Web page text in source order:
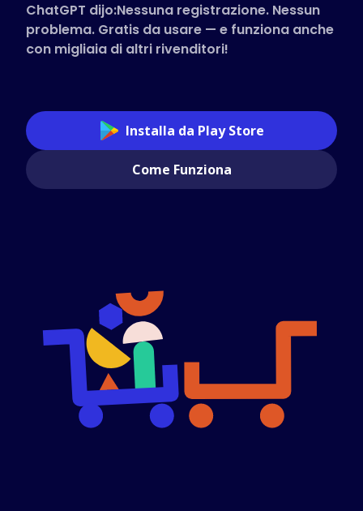
ChatGPT dijo:Nessuna registrazione. Nessun
problema. Gratis da usare — e funziona anche
con migliaia di altri rivenditori!
Installa da Play Store
Come Funziona